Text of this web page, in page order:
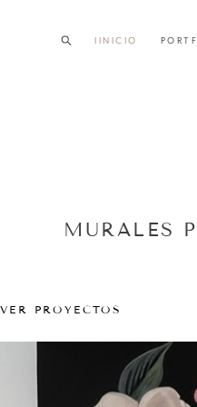
IINICIO
IINICIO
MURALES
VER PROYECTOS